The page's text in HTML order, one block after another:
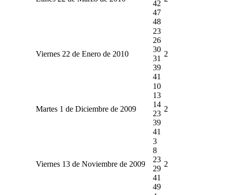
42
47
48
Viernes 22 de Enero de 2010
23
26
30
31
39
41
2
Martes 1 de Diciembre de 2009
10
13
14
23
39
41
2
Viernes 13 de Noviembre de 2009
3
8
23
29
41
49
2